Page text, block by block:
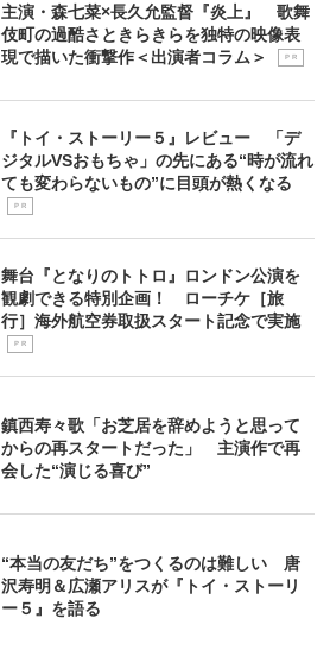
主演・森七菜×長久允監督『炎上』 歌舞
伎町の過酷さときらきらを独特の映像表
現で描いた衝撃作＜出演者コラム＞
P R
『トイ・ストーリー５』レビュー 「デ
ジタルVSおもちゃ」の先にある“時が流れ
ても変わらないもの”に目頭が熱くなる
P R
舞台『となりのトトロ』ロンドン公演を
観劇できる特別企画！ ローチケ［旅
行］海外航空券取扱スタート記念で実施
P R
鎮西寿々歌「お芝居を辞めようと思って
からの再スタートだった」 主演作で再
会した“演じる喜び”
“本当の友だち”をつくるのは難しい 唐
沢寿明＆広瀬アリスが『トイ・ストーリ
ー５』を語る